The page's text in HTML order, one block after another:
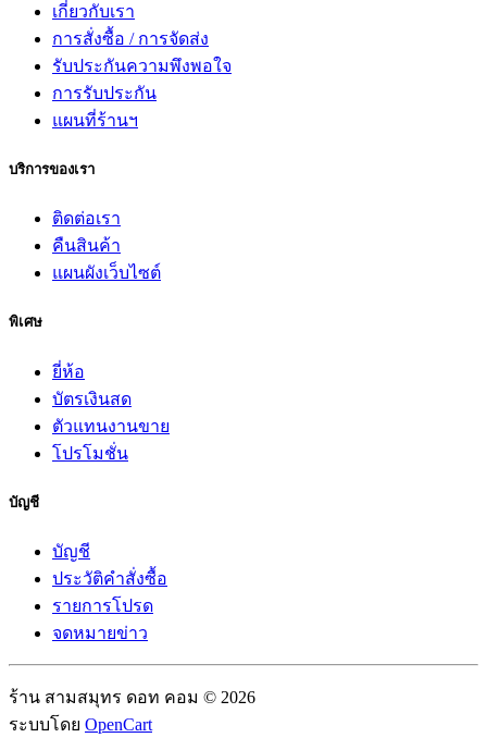
เกี่ยวกับเรา
การสั่งซื้อ / การจัดส่ง
รับประกันความพึงพอใจ
การรับประกัน
แผนที่ร้านฯ
บริการของเรา
ติดต่อเรา
คืนสินค้า
แผนผังเว็บไซต์
พิเศษ
ยี่ห้อ
บัตรเงินสด
ตัวแทนงานขาย
โปรโมชั่น
บัญชี
บัญชี
ประวัติคำสั่งซื้อ
รายการโปรด
จดหมายข่าว
ร้าน สามสมุทร ดอท คอม © 2026
ระบบโดย OpenCart